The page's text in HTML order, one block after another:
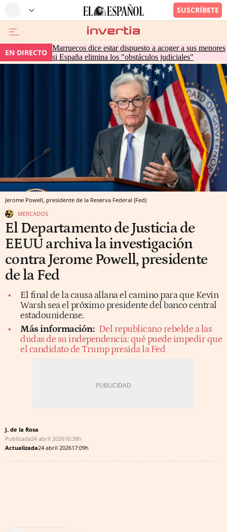
EN DIRECTO Marruecos dice estar dispuesto a acoger a sus menores
si España elimina los "obstáculos judiciales"
Jerome Powell, presidente de la Reserva Federal (Fed)
MERCADOS
El Departamento de Justicia de
EEUU archiva la investigación
contra Jerome Powell, presidente
de la Fed
El final de la causa allana el camino para que Kevin
Warsh sea el próximo presidente del banco central
estadounidense.
Más información: Del republicano rebelde a las
dudas de su independencia: qué puede impedir que
el candidato de Trump presida la Fed
J. de la Rosa
Publicada24 abril 202616:38h
Actualizada24 abril 202617:09h